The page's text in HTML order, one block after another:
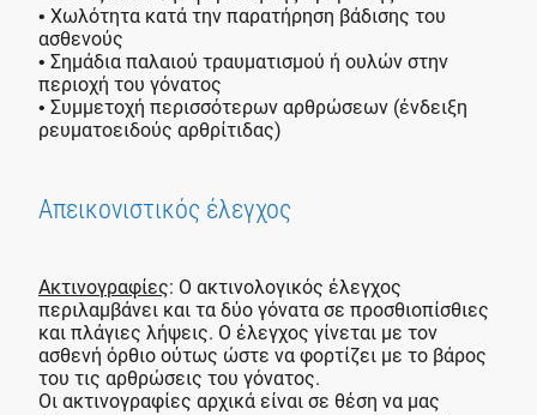
• Χωλότητα κατά την παρατήρηση βάδισης του
ασθενούς
• Σημάδια παλαιού τραυματισμού ή ουλών στην
περιοχή του γόνατος
• Συμμετοχή περισσότερων αρθρώσεων (ένδειξη
ρευματοειδούς αρθρίτιδας)
Απεικονιστικός έλεγχος
Ακτινογραφίες: Ο ακτινολογικός έλεγχος
περιλαμβάνει και τα δύο γόνατα σε προσθιοπίσθιες
και πλάγιες λήψεις. Ο έλεγχος γίνεται με τον
ασθενή όρθιο ούτως ώστε να φορτίζει με το βάρος
του τις αρθρώσεις του γόνατος.
Oι ακτινογραφίες αρχικά είναι σε θέση να μας